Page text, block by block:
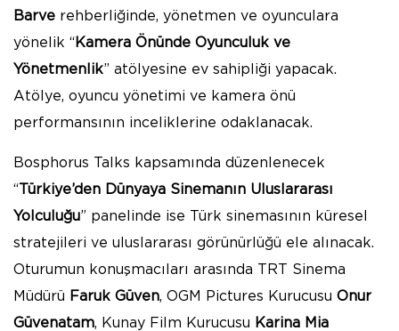
Barve rehberliğinde, yönetmen ve oyunculara
yönelik “ Kamera Önünde Oyunculuk ve
Yönetmenlik” atölyesine ev sahipliği yapacak.
Atölye, oyuncu yönetimi ve kamera önü
performansının inceliklerine odaklanacak.
Bosphorus Talks kapsamında düzenlenecek
“Türkiye’den Dünyaya Sinemanın Uluslararası
Yolculuğu” panelinde ise Türk sinemasının küresel
stratejileri ve uluslararası görünürlüğü ele alınacak.
Oturumun konuşmacıları arasında TRT Sinema
Müdürü Faruk Güven, OGM Pictures Kurucusu Onur
Güvenatam, Kunay Film Kurucusu Karina Mia